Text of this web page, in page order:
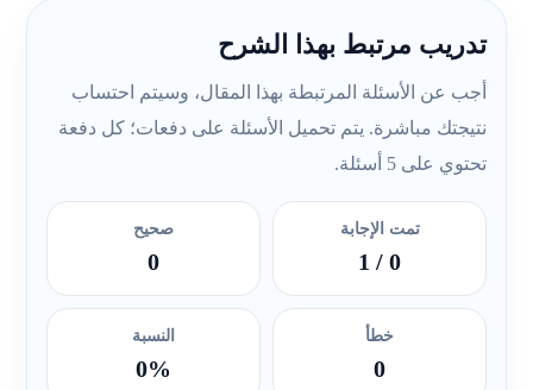
تدريب مرتبط بهذا الشرح
أجب عن الأسئلة المرتبطة بهذا المقال، وسيتم احتساب
نتيجتك مباشرة. يتم تحميل الأسئلة على دفعات؛ كل دفعة
تحتوي على 5 أسئلة.
تمت الإجابة
0
/ 1
صحيح
0
خطأ
0
النسبة
0%